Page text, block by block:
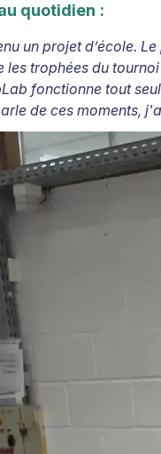
quotidien :
un projet d’école.
les trophées du
fonctionne tout
de ces moments,